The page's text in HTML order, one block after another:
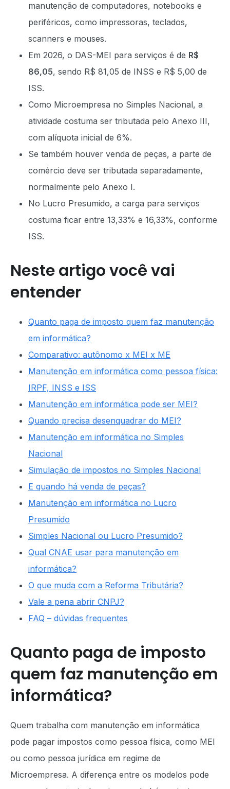
manutenção de computadores, notebooks e
periféricos, como impressoras, teclados,
scanners e mouses.
Em 2026, o DAS-MEI para serviços é de R$
86,05, sendo R$ 81,05 de INSS e R$ 5,00 de
ISS.
Como Microempresa no Simples Nacional, a
atividade costuma ser tributada pelo Anexo III,
com alíquota inicial de 6%.
Se também houver venda de peças, a parte de
comércio deve ser tributada separadamente,
normalmente pelo Anexo I.
No Lucro Presumido, a carga para serviços
costuma ficar entre 13,33% e 16,33%, conforme
ISS.
Neste artigo você vai
entender
Quanto paga de imposto quem faz manutenção
em informática?
Comparativo: autônomo x MEI x ME
Manutenção em informática como pessoa física:
IRPF, INSS e ISS
Manutenção em informática pode ser MEI?
Quando precisa desenquadrar do MEI?
Manutenção em informática no Simples
Nacional
Simulação de impostos no Simples Nacional
E quando há venda de peças?
Manutenção em informática no Lucro
Presumido
Simples Nacional ou Lucro Presumido?
Qual CNAE usar para manutenção em
informática?
O que muda com a Reforma Tributária?
Vale a pena abrir CNPJ?
FAQ – dúvidas frequentes
Quanto paga de imposto
quem faz manutenção em
informática?
Quem trabalha com manutenção em informática
pode pagar impostos como pessoa física, como MEI
ou como pessoa jurídica em regime de
Microempresa. A diferença entre os modelos pode